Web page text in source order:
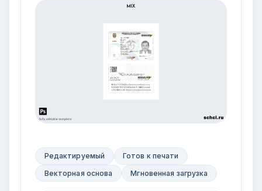
Редактируемый
Готов к печати
Векторная основа
Мгновенная загрузка